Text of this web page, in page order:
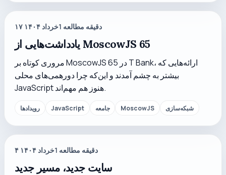
۱۷ خرداد ۱۴۰۴1 دقیقه مطالعه
یادداشت‌هایی از MoscowJS 65
مروری کوتاه بر MoscowJS 65 در T Bank، ارائه‌هایی که
بیشتر به چشم آمدند و این‌که چرا دورهمی‌های محلی
JavaScript هنوز هم مهم‌اند.
رویدادها JavaScript جامعه MoscowJS شبکه‌سازی
۴ خرداد ۱۴۰۴1 دقیقه مطالعه
سایت جدید، مسیر جدید